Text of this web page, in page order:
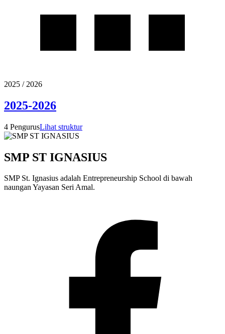
2025 / 2026
2025-2026
4 PengurusLihat struktur
SMP ST IGNASIUS
SMP St. Ignasius adalah Entrepreneurship School di bawah
naungan Yayasan Seri Amal.